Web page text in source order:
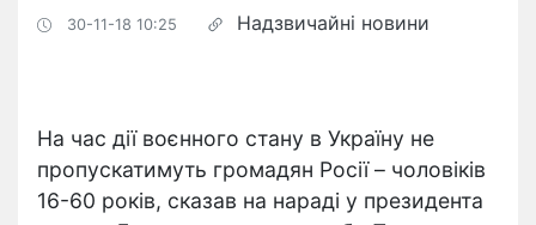
30-11-18 10:25 Надзвичайні новини
На час дії воєнного стану в Україну не
пропускатимуть громадян Росії – чоловіків
16-60 років, сказав на нараді у президента